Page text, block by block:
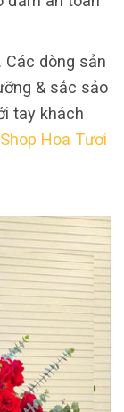
dòng sản
& sắc sảo
tay khách
Shop Hoa Tươi